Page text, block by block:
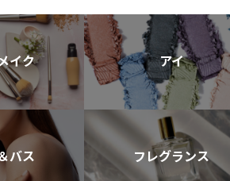
イク アイ
バス フレグランス